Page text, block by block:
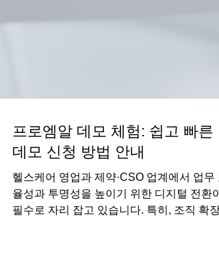
프로엠알 데모 체험: 쉽고 빠른